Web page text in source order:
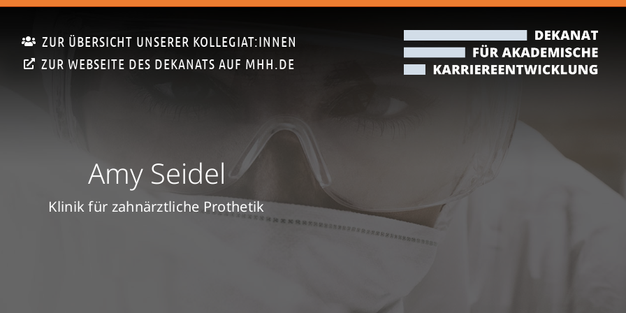
ZUR ÜBERSICHT UNSERER KOLLEGIAT:INNEN
ZUR WEBSEITE DES DEKANATS AUF MHH.DE
Amy Seidel
Klinik für zahnärztliche Prothetik